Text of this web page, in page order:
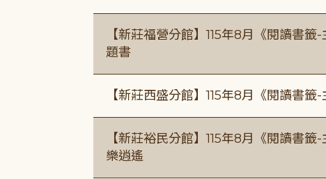
【新莊福營分館】115年8月《閱讀書
題書
【新莊西盛分館】115年8月《閱讀書
【新莊裕民分館】115年8月《閱讀書
樂逍遙